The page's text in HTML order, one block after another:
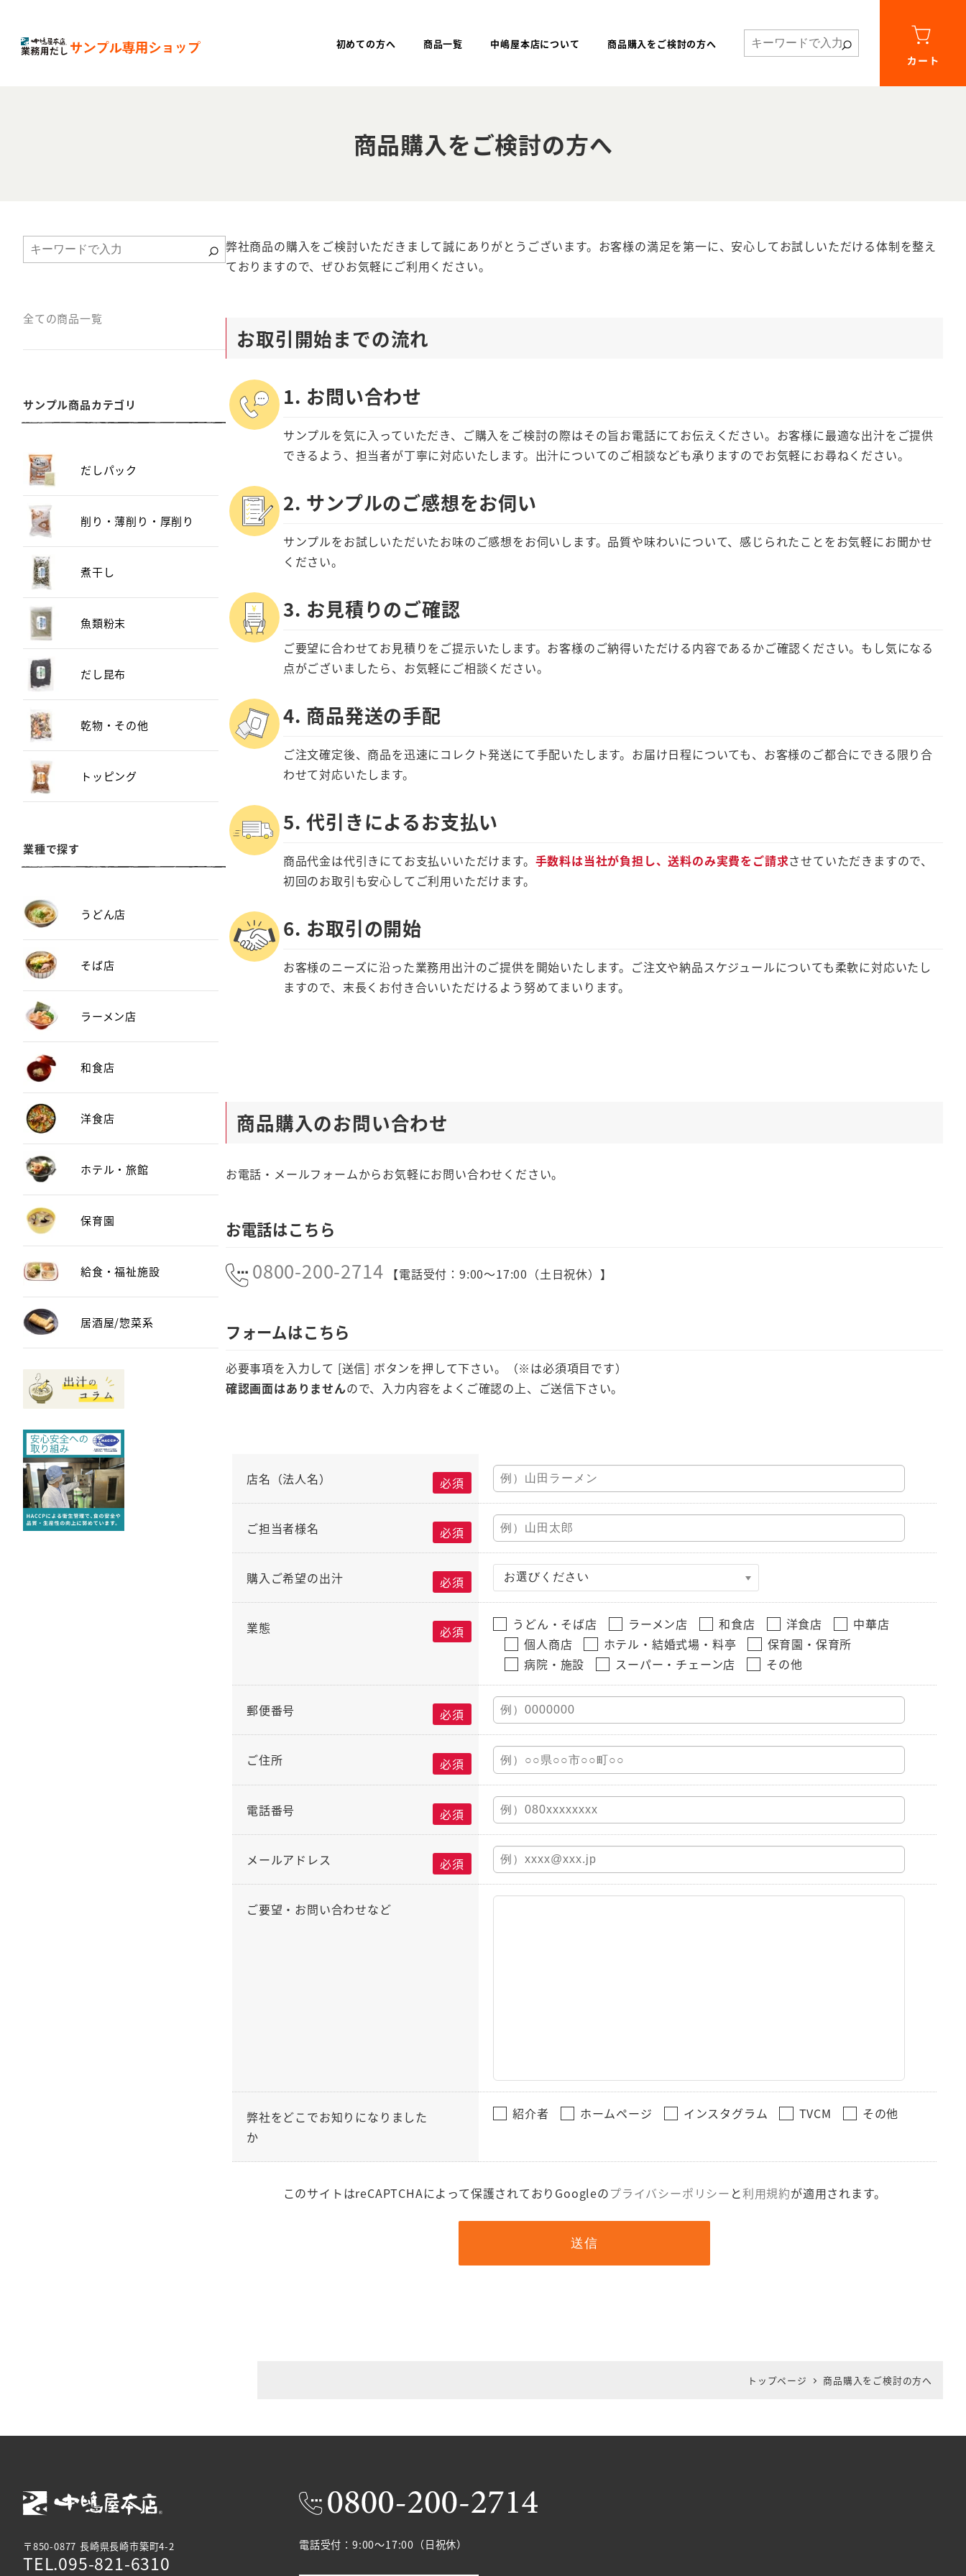
初めての方へ 商品一覧 中嶋屋本店について 商品購入をご検討の方へ
商品購入をご検討の方へ
弊社商品の購入をご検討いただきまして誠にありがとうございます。お客様の満足を第一に、安心してお試しいただける体制を整え
ておりますので、ぜひお気軽にご利用ください。
お取引開始までの流れ
1. お問い合わせ
サンプルを気に入っていただき、ご購入をご検討の際はその旨お電話にてお伝えください。お客様に最適な出汁をご提供
できるよう、担当者が丁寧に対応いたします。出汁についてのご相談なども承りますのでお気軽にお尋ねください。
2. サンプルのご感想をお伺い
サンプルをお試しいただいたお味のご感想をお伺いします。品質や味わいについて、感じられたことをお気軽にお聞かせ
ください。
3. お見積りのご確認
ご要望に合わせてお見積りをご提示いたします。お客様のご納得いただける内容であるかご確認ください。もし気になる
点がございましたら、お気軽にご相談ください。
4. 商品発送の手配
ご注文確定後、商品を迅速にコレクト発送にて手配いたします。お届け日程についても、お客様のご都合にできる限り合
わせて対応いたします。
5. 代引きによるお支払い
商品代金は代引きにてお支払いいただけます。 手数料は当社が負担し、送料のみ実費をご請求させていただきますので、
初回のお取引も安心してご利用いただけます。
6. お取引の開始
お客様のニーズに沿った業務用出汁のご提供を開始いたします。ご注文や納品スケジュールについても柔軟に対応いたし
ますので、末長くお付き合いいただけるよう努めてまいります。
商品購入のお問い合わせ
お電話・メールフォームからお気軽にお問い合わせください。
お電話はこちら
0800-200-2714 【電話受付：9:00～17:00（土日祝休）】
フォームはこちら
必要事項を入力して [送信] ボタンを押して下さい。（※は必須項目です）
確認画面はありませんので、入力内容をよくご確認の上、ご送信下さい。
店名（法人名） 必須
ご担当者様名 必須
購入ご希望の出汁 必須
業態 必須 うどん・そば店 ラーメン店 和食店 洋食店
中華店
個人商店
ホテル・結婚式場・料亭
保育園・保育所
病院・施設
スーパー・チェーン店 その他
郵便番号 必須
ご住所 必須
電話番号 必須
メールアドレス 必須
ご要望・お問い合わせなど
弊社をどこでお知りになりました
か
紹介者 ホームページ インスタグラム TVCM その他
このサイトはreCAPTCHAによって保護されておりGoogleのプライバシーポリシー と利用規約が適用されます。
全ての商品一覧
サンプル商品カテゴリ
だしパック
削り・薄削り・厚削り
煮干し
魚類粉末
だし昆布
乾物・その他
トッピング
業種で探す
うどん店
そば店
ラーメン店
和食店
洋食店
ホテル・旅館
保育園
給食・福祉施設
居酒屋/惣菜系
トップページ 商品購入をご検討の方へ
〒850-0877 長崎県長崎市築町4-2
TEL.095-821-6310
電話受付：9:00～17:00（日祝休）